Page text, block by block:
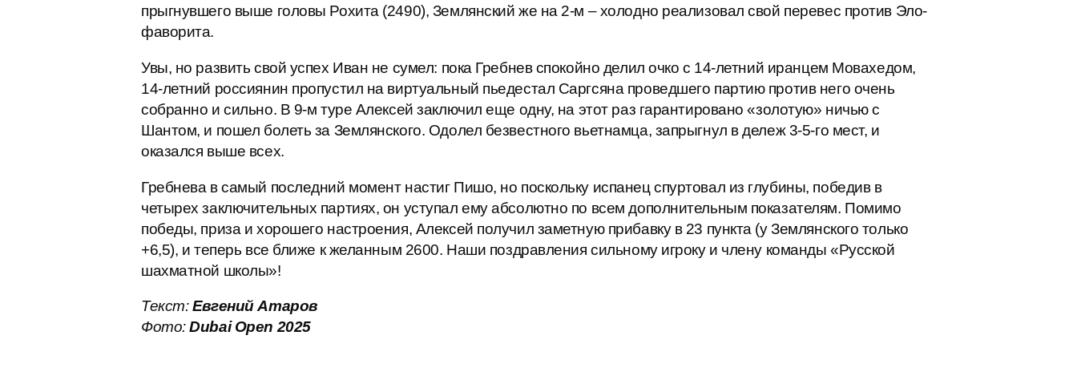
прыгнувшего выше головы Рохита (2490), Землянский же на 2-м – холодно реализовал свой перевес против Эло-
фаворита.
Увы, но развить свой успех Иван не сумел: пока Гребнев спокойно делил очко с 14-летний иранцем Мовахедом,
14-летний россиянин пропустил на виртуальный пьедестал Саргсяна проведшего партию против него очень
собранно и сильно. В 9-м туре Алексей заключил еще одну, на этот раз гарантировано «золотую» ничью с
Шантом, и пошел болеть за Землянского. Одолел безвестного вьетнамца, запрыгнул в дележ 3-5-го мест, и
оказался выше всех.
Гребнева в самый последний момент настиг Пишо, но поскольку испанец спуртовал из глубины, победив в
четырех заключительных партиях, он уступал ему абсолютно по всем дополнительным показателям. Помимо
победы, приза и хорошего настроения, Алексей получил заметную прибавку в 23 пункта (у Землянского только
+6,5), и теперь все ближе к желанным 2600. Наши поздравления сильному игроку и члену команды «Русской
шахматной школы»!
Текст:Евгений Атаров
Фото:Dubai Open 2025